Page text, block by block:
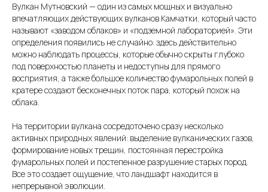
Вулкан Мутновский — один из самых мощных и визуально
впечатляющих действующих вулканов Камчатки, который часто
называют «заводом облаков» и «подземной лабораторией». Эти
определения появились не случайно: здесь действительно
можно наблюдать процессы, которые обычно скрыты глубоко
под поверхностью планеты и недоступны для прямого
восприятия, а также большое количество фумарольных полей в
кратере создают бесконечных поток пара, который похож на
облака.
На территории вулкана сосредоточено сразу несколько
активных природных явлений: выделение вулканических газов,
формирование новых трещин, постоянная перестройка
фумарольных полей и постепенное разрушение старых пород.
Все это создает ощущение, что ландшафт находится в
непрерывной эволюции.